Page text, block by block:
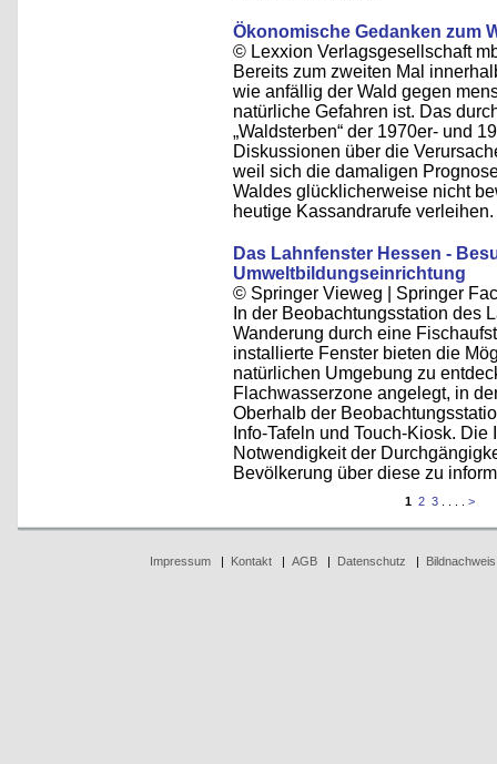
Ökonomische Gedanken zum
© Lexxion Verlagsgesellschaft
Bereits zum zweiten Mal
wie anfällig der Wald gegen
natürliche Gefahren ist. Das
„Waldsterben“ der 1970er- und
Diskussionen über die
weil sich die damaligen
Waldes glücklicherweise nicht
heutige Kassandrarufe verleihen.
Das Lahnfenster Hessen -
Umweltbildungseinrichtung
© Springer Vieweg | Springer
In der Beobachtungsstation des
Wanderung durch eine
installierte Fenster bieten die
natürlichen Umgebung zu
Flachwasserzone angelegt, in
Oberhalb der
Info-Tafeln und Touch-Kiosk.
Notwendigkeit der
Bevölkerung über diese zu
1 2 3 >
Impressum| Kontakt| AGB| Datenschutz | Bildnachweis